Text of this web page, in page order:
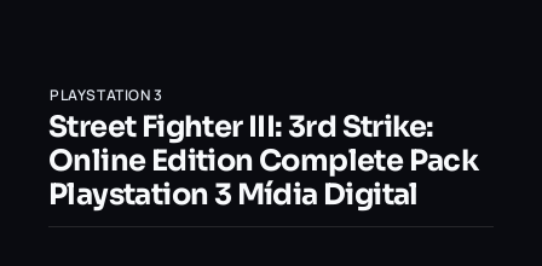
PLAYSTATION 3
Street Fighter III: 3rd Strike:
Online Edition Complete Pack
Playstation 3 Mídia Digital